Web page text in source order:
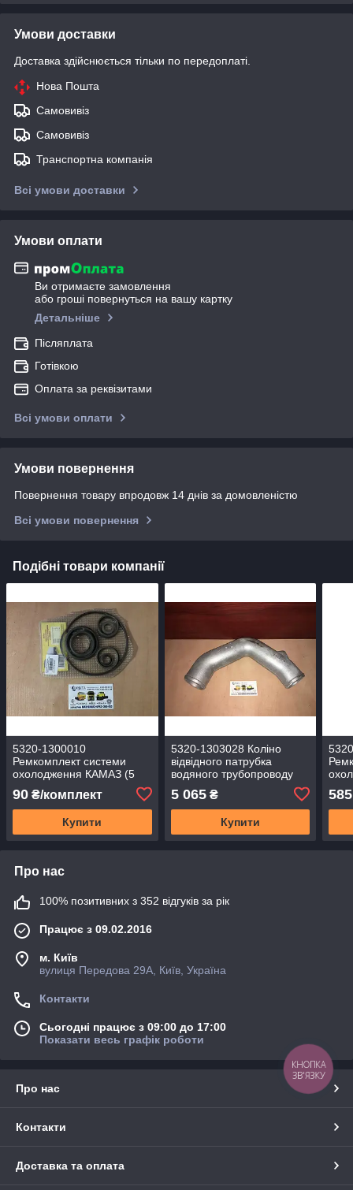
Умови доставки
Доставка здійснюється тільки по передоплаті.
Нова Пошта
Самовивіз
Самовивіз
Транспортна компанія
Всі умови доставки
Умови оплати
Ви отримаєте замовлення
або гроші повернуться на вашу картку
Детальніше
Післяплата
Готівкою
Оплата за реквізитами
Всі умови оплати
Умови повернення
Повернення товару впродовж 14 днів за домовленістю
Всі умови повернення
Подібні товари компанії
5320-1300010
Ремкомплект системи
охолодження КАМАЗ (5
Україна)
90 ₴/комплект
Купити
5320-1303028 Коліно
відвідного патрубка
водяного трубопроводу
5 065₴
Купити
585
Про нас
100% позитивних з 352 відгуків за рік
Працює з 09.02.2016
м. Київ
вулиця Передова 29А, Київ, Україна
Контакти
Сьогодні працює з 09:00 до 17:00
Показати весь графік роботи
Про нас
Контакти
Доставка та оплата
КНОПКА
ЗВ'ЯЗКУ